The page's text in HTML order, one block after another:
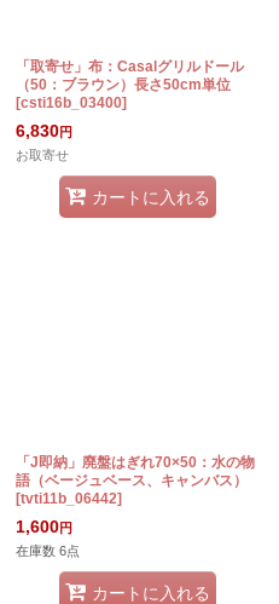
「取寄せ」布：Casalグリルドール
（50：ブラウン）長さ50cm単位
[csti16b_03400]
6,830円
お取寄せ
カートに入れる
「J即納」廃盤はぎれ70×50：水の物
語（ベージュベース、キャンバス）
[tvti11b_06442]
1,600円
在庫数 6点
カートに入れる